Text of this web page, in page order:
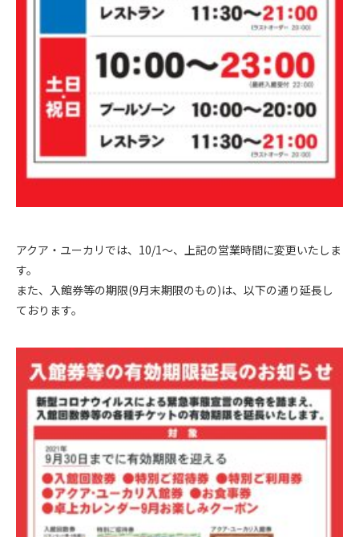
アクア・ユーカリでは、10/1～、上記の営業時間に変更いたしま
す。
また、入館券等の期限(9月末期限のもの)は、以下の通り延長し
ております。